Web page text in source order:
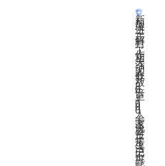
新
加
坡
进
一
步
解
封
，
工
作
相
关
活
动
人
数
开
放
2
0
倍
至
1
0
0
0
人
；
专
家
说
要
过
正
常
生
活
已
不
可
能